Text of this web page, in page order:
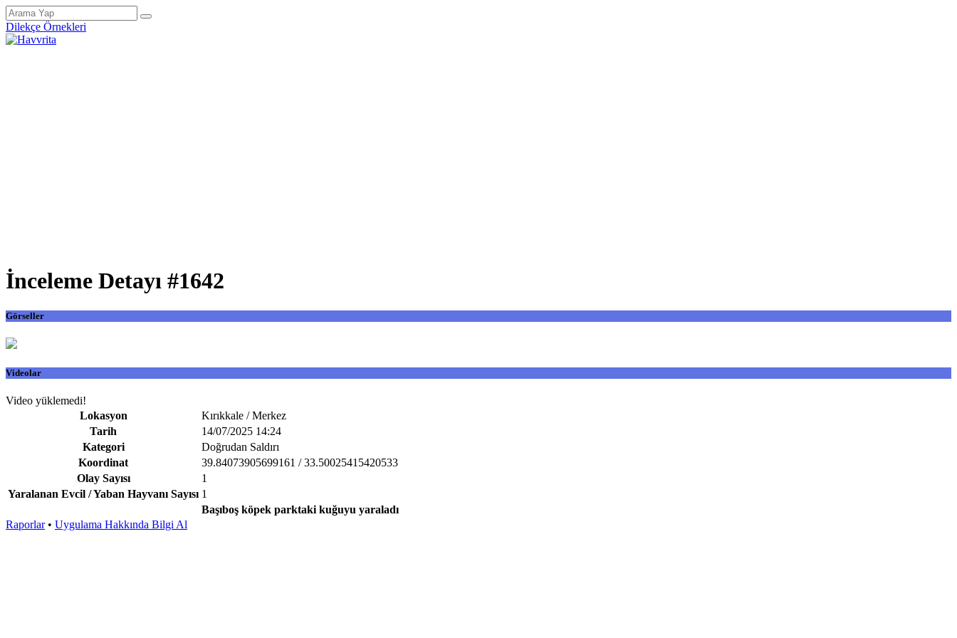
Dilekçe Örnekleri
İnceleme Detayı #1642
Görseller
Videolar
Video yüklemedi!
Lokasyon
Kırıkkale / Merkez
Tarih
14/07/2025 14:24
Kategori
Doğrudan Saldırı
Koordinat
39.84073905699161 / 33.50025415420533
Olay Sayısı
1
Yaralanan Evcil / Yaban Hayvanı Sayısı 1
Başıboş köpek parktaki kuğuyu yaraladı
Raporlar • Uygulama Hakkında Bilgi Al